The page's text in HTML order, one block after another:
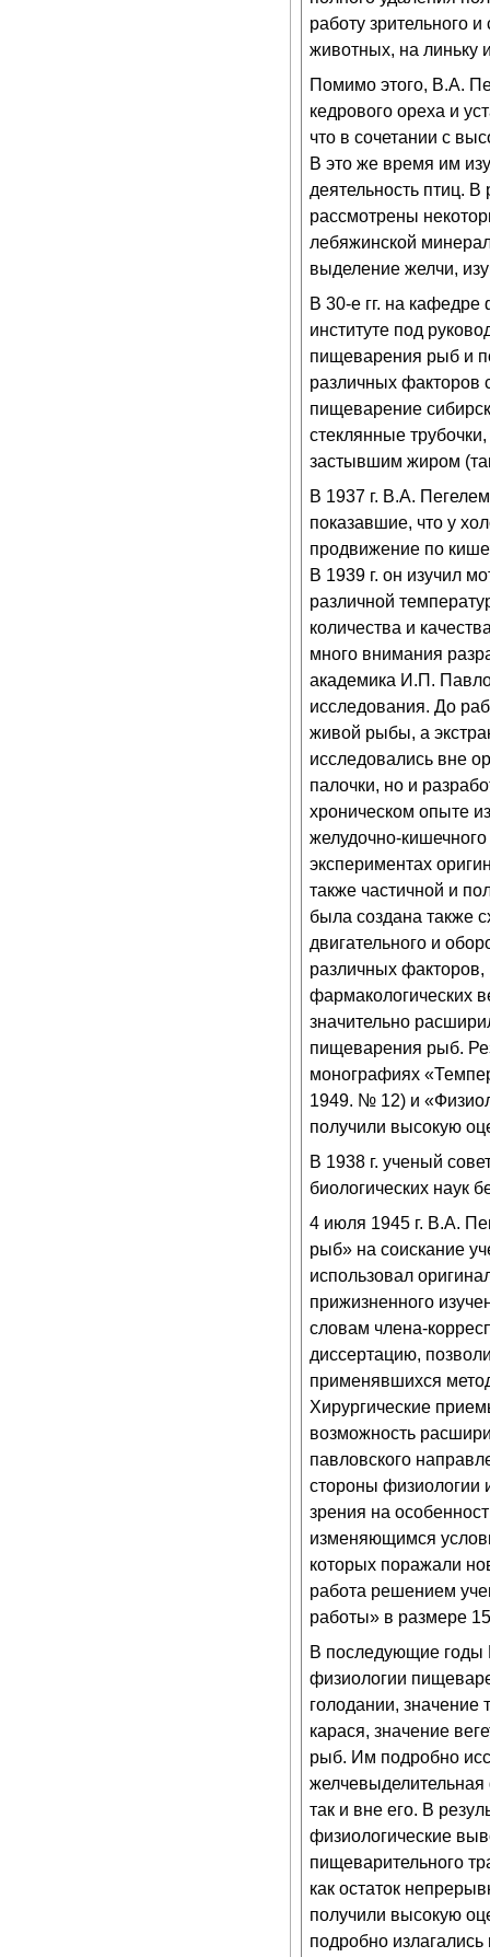
работу зрительного
животных, на линьку
Помимо этого, В.А.
кедрового ореха и
что в сочетании с
В это же время им
деятельность птиц.
рассмотрены
лебяжинской
выделение желчи,
В 30-е гг. на
институте под
пищеварения рыб и
различных факторов
пищеварение
стеклянные
застывшим жиром
В 1937 г. В.А.
показавшие, что у
продвижение по
В 1939 г. он изучил
различной
количества и
много внимания
академика И.П.
исследования. До
живой рыбы, а
исследовались вне
палочки, но и
хроническом опыте
желудочно-
экспериментах
также частичной и
была создана также
двигательного и
различных
фармакологических
значительно
пищеварения рыб.
монографиях
1949. № 12) и
получили высокую
В 1938 г. ученый
биологических наук
4 июля 1945 г. В.А.
рыб» на соискание
использовал
прижизненного
словам члена-
диссертацию,
применявшихся
Хирургические
возможность
павловского
стороны физиологии
зрения на
изменяющимся
которых поражали
работа решением
работы» в размере
В последующие годы
физиологии
голодании, значение
карася, значение
рыб. Им подробно
так и вне его. В
физиологические
пищеварительного
как остаток
получили высокую
подробно